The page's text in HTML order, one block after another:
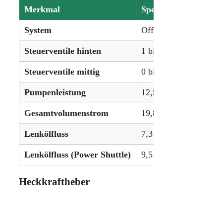
Merkmal Spezifikation
System Offenes Zentrum
Steuerventile hinten 1 bis 2
Steuerventile mittig 0 bis 2
Pumpenleistung 12,5 gpm (47,3 lpm)
Gesamtvolumenstrom 19,8 gpm (74,9 lpm)
Lenkölfluss 7,3 gpm (27,6 lpm)
Lenkölfluss (Power Shuttle) 9,5 gpm (36,0 lpm)
Heckkraftheber